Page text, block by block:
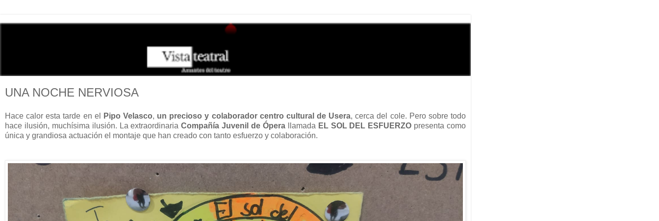
UNA NOCHE NERVIOSA
Hace calor esta tarde en el Pipo Velasco, un precioso y colaborador centro cultural de Usera, cerca del cole. Pero sobre todo
hace ilusión, muchísima ilusión. La extraordinariaCompañía Juvenil de Óperallamada EL SOL DEL ESFUERZO presenta como
única y grandiosa actuación el montaje que han creado con tanto esfuerzo y colaboración.